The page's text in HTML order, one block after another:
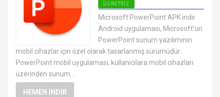
ÜCRETSIZ
ANDROID OFFICE UYGULAMALARI
APK
Microsoft PowerPoint APK indir
Android uygulaması, Microsoft’un
PowerPoint sunum yazılımının
mobil cihazlar için özel olarak tasarlanmış sürümüdür.
PowerPoint mobil uygulaması, kullanıcılara mobil cihazları
üzerinden sunum...
HEMEN İNDIR